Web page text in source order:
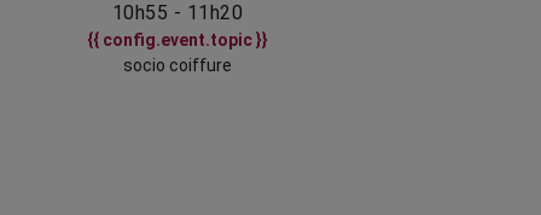
10h55 - 11h20
{{ config.event.topic }}
socio coiffure